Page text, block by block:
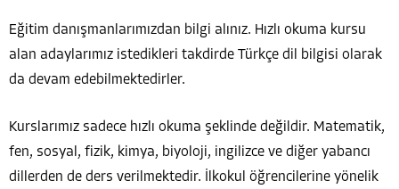
Eğitim danışmanlarımızdan bilgi alınız. Hızlı okuma kursu
alan adaylarımız istedikleri takdirde Türkçe dil bilgisi olarak
da devam edebilmektedirler.
Kurslarımız sadece hızlı okuma şeklinde değildir. Matematik,
fen, sosyal, fizik, kimya, biyoloji, ingilizce ve diğer yabancı
dillerden de ders verilmektedir. İlkokul öğrencilerine yönelik